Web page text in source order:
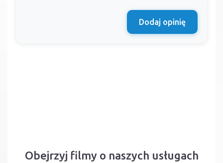
Dodaj opinię
Obejrzyj filmy o naszych usługach